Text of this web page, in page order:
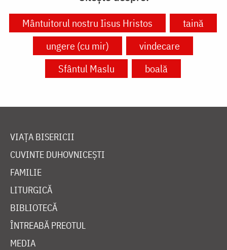
Mântuitorul nostru Iisus Hristos
taină
ungere (cu mir)
vindecare
Sfântul Maslu
boală
VIAȚA BISERICII
CUVINTE DUHOVNICEȘTI
FAMILIE
LITURGICĂ
BIBLIOTECĂ
ÎNTREABĂ PREOTUL
MEDIA